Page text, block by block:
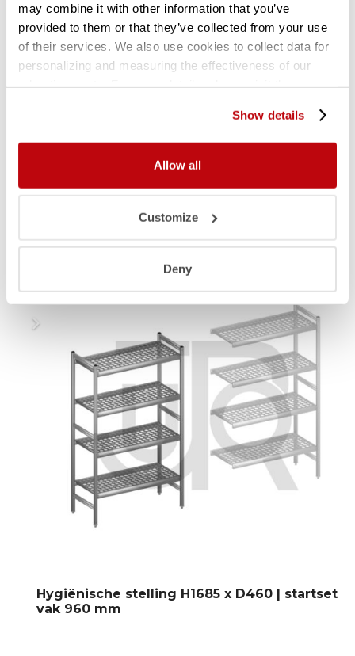
may combine it with other information that you’ve
provided to them or that they’ve collected from your use
of their services. We also use cookies to collect data for
personalizing and measuring the effectiveness of our
Show details
Allow all
Customize
Deny
KUNSTSTOF LEGBORDEN (polymeer)
• Diepte360mm.
• Perforaties: rond, Ø 40 mm.
maten Gastronormbakken in te hangen.
Hygiënische stelling H1685 x D460 | startset
vak 960 mm